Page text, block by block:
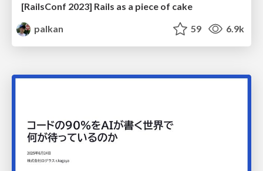
[RailsConf 2023] Rails as a piece of cake
palkan
59 6.9k